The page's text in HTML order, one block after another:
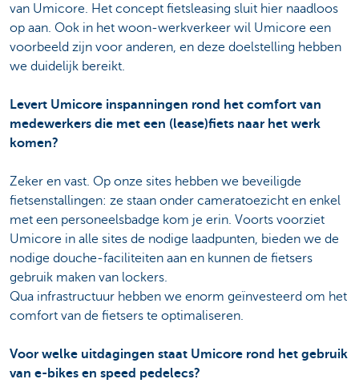
van Umicore. Het concept fietsleasing sluit hier naadloos
op aan. Ook in het woon-werkverkeer wil Umicore een
voorbeeld zijn voor anderen, en deze doelstelling hebben
we duidelijk bereikt.
Levert Umicore inspanningen rond het comfort van
medewerkers die met een (lease)fiets naar het werk
komen?
Zeker en vast. Op onze sites hebben we beveiligde
fietsenstallingen: ze staan onder cameratoezicht en enkel
met een personeelsbadge kom je erin. Voorts voorziet
Umicore in alle sites de nodige laadpunten, bieden we de
nodige douche-faciliteiten aan en kunnen de fietsers
gebruik maken van lockers.
Qua infrastructuur hebben we enorm geïnvesteerd om het
comfort van de fietsers te optimaliseren.
Voor welke uitdagingen staat Umicore rond het gebruik
van e-bikes en speed pedelecs?